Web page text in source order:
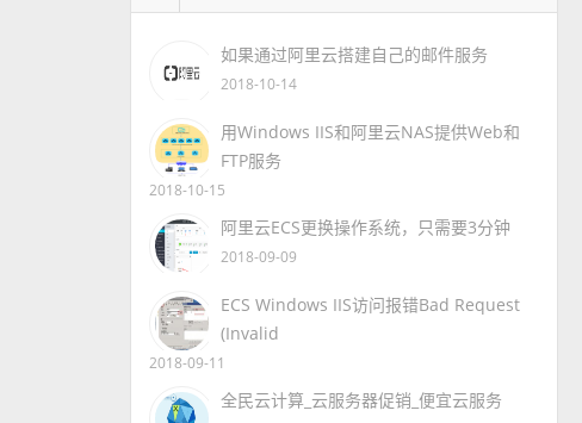
如果通过阿里云搭建自己的邮件服务
2018-10-14
用Windows IIS和阿里云NAS提供Web和
FTP服务
2018-10-15
阿里云ECS更换操作系统，只需要3分钟
2018-09-09
ECS Windows IIS访问报错Bad Request
(Invalid
2018-09-11
全民云计算_云服务器促销_便宜云服务